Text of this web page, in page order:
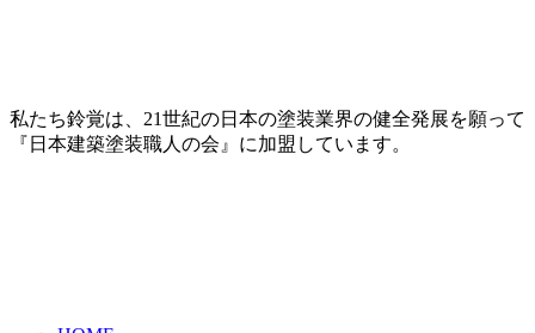
私たち鈴覚は、21世紀の日本の塗装業界の健全発展を願って
『日本建築塗装職人の会』に加盟しています。